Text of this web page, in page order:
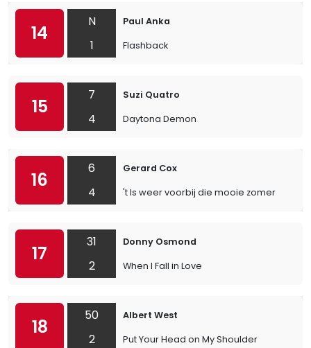
14
N
1
Paul Anka
Flashback
15
7
4
Suzi Quatro
Daytona Demon
16
6
4
Gerard Cox
't Is weer voorbij die mooie zomer
17
31
2
Donny Osmond
When I Fall in Love
18
50
2
Albert West
Put Your Head on My Shoulder